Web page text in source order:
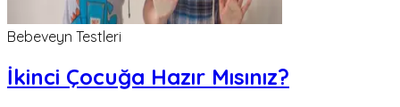
Bebeveyn Testleri
İkinci Çocuğa Hazır Mısınız?